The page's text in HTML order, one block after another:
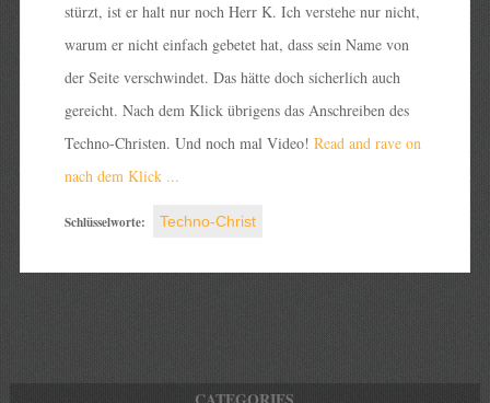
stürzt, ist er halt nur noch Herr K. Ich verstehe nur nicht,
warum er nicht einfach gebetet hat, dass sein Name von
der Seite verschwindet. Das hätte doch sicherlich auch
gereicht. Nach dem Klick übrigens das Anschreiben des
Techno-Christen. Und noch mal Video! Read and rave on
nach dem Klick ...
Schlüsselworte: Techno-Christ